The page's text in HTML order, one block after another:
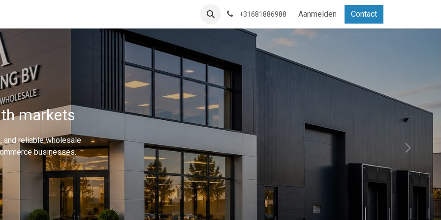
+31681886988 Aanmelden Contact
markets
and reliable wholesale
businesses.
Volgende